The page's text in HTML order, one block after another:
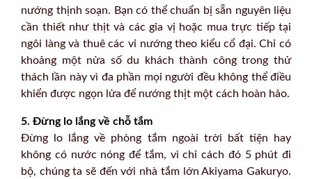
nướng thịnh soạn. Bạn có thể chuẩn bị sẵn nguyên liệu
cần thiết như thịt và các gia vị hoặc mua trực tiếp tại
ngôi làng và thuê các vỉ nướng theo kiểu cổ đại. Chỉ có
khoảng một nửa số du khách thành công trong thử
thách lần này vì đa phần mọi người đều không thể điều
khiển được ngọn lửa để nướng thịt một cách hoàn hảo.
5. Đừng lo lắng về chỗ tắm
Đừng lo lắng về phòng tắm ngoài trời bất tiện hay
không có nước nóng để tắm, vì chỉ cách đó 5 phút đi
bộ, chúng ta sẽ đến với nhà tắm lớn Akiyama Gakuryo.